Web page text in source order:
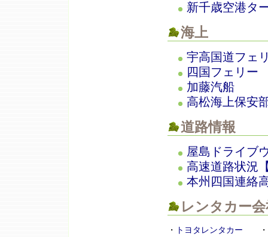
新千歳空港タ
海上
宇高国道フェ
四国フェリー
加藤汽船
高松海上保安
道路情報
屋島ドライブ
高速道路状況
本州四国連絡
レンタカー
・ トヨタレンタカー ・